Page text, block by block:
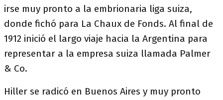
irse muy pronto a la embrionaria liga suiza,
donde fichó para La Chaux de Fonds. Al final de
1912 inició el largo viaje hacia la Argentina para
representar a la empresa suiza llamada Palmer
& Co.
Hiller se radicó en Buenos Aires y muy pronto